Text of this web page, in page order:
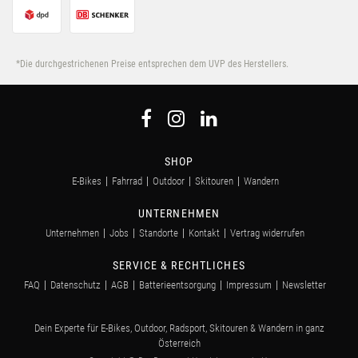
*Die durchgestrichenen Preise entsprechen dem UVP des Herstellers.
SHOP
E-Bikes Fahrrad Outdoor Skitouren Wandern
UNTERNEHMEN
Unternehmen Jobs Standorte Kontakt Vertrag widerrufen
SERVICE & RECHTLICHES
FAQ Datenschutz AGB Batterieentsorgung Impressum Newsletter
Dein Experte für E-Bikes, Outdoor, Radsport, Skitouren & Wandern in ganz
Österreich